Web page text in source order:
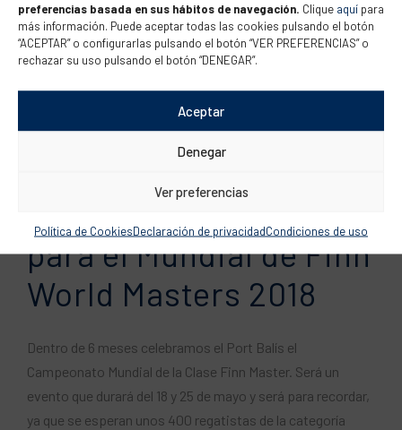
preferencias basada en sus hábitos de navegación. Clique aquí para
más información. Puede aceptar todas las cookies pulsando el botón
“ACEPTAR” o configurarlas pulsando el botón “VER PREFERENCIAS” o
rechazar su uso pulsando el botón “DENEGAR”.
Aceptar
Denegar
Ver preferencias
Política de CookiesDeclaración de privacidadCondiciones de uso
Campeonato Mundial de la Clase Finn Master, un evento
que aglutinará más de 400 regatistas. Este será un evento
único en nuestro club y a nivel mundial, es por este motivo
que hemos abierto una campaña de captación de
voluntarios para que gracias a...
para el Mundial de Finn
World Masters 2018
Dentro de 6 meses celebramos el Port Balís el
Campeonato Mundial de la Clase Finn Master. Será un
evento que durará del 18 y 25 de mayo y será para recordar,
ya que se esperan unos 400 regatistas de la categoría